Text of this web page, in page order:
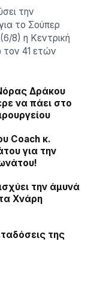
την
το Σούπερ
8) η Κεντρική
τον 41 ετών
Δράκου
να πάει στο
Coach κ.
για την
την άμυνά
Χνάρη
της